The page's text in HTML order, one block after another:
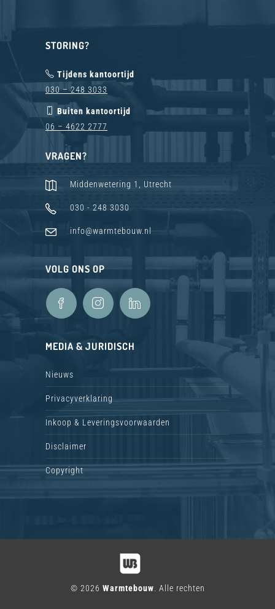
STORING?
Tijdens kantoortijd
030 – 248 3033
Buiten kantoortijd
06 – 4622 2777
VRAGEN?
Middenwetering 1, Utrecht
030 - 248 3030
info@warmtebouw.nl
VOLG ONS OP
MEDIA & JURIDISCH
Nieuws
Privacyverklaring
Inkoop & Leveringsvoorwaarden
Disclaimer
Copyright
© 2026 Warmtebouw . Alle rechten